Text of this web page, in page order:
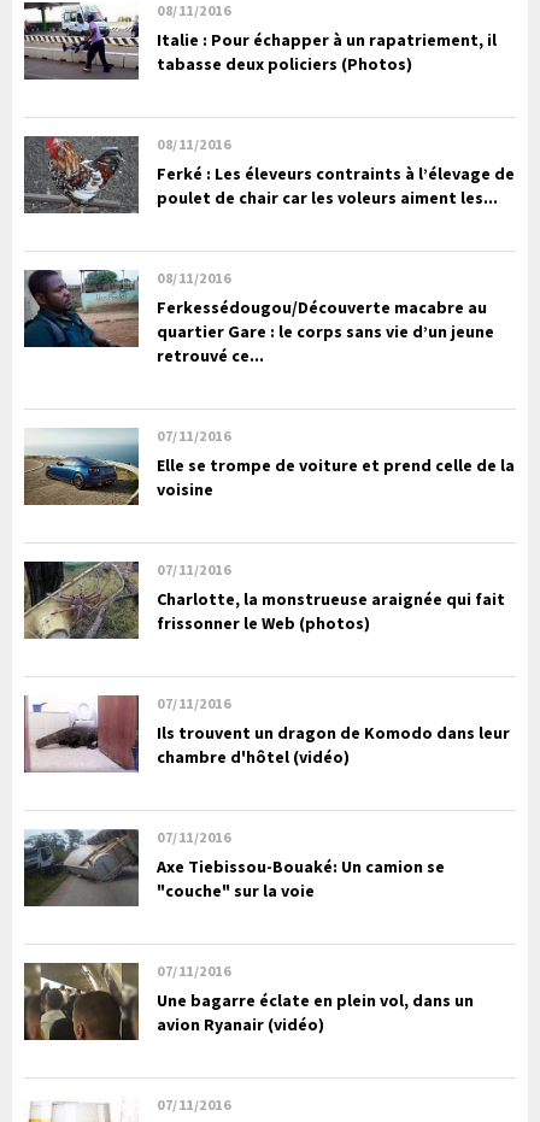
08/11/2016
Italie : Pour échapper à un rapatriement, il
tabasse deux policiers (Photos)
08/11/2016
Ferké : Les éleveurs contraints à l’élevage de
poulet de chair car les voleurs aiment les...
08/11/2016
Ferkessédougou/Découverte macabre au
quartier Gare : le corps sans vie d’un jeune
retrouvé ce...
07/11/2016
Elle se trompe de voiture et prend celle de la
voisine
07/11/2016
Charlotte, la monstrueuse araignée qui fait
frissonner le Web (photos)
07/11/2016
Ils trouvent un dragon de Komodo dans leur
chambre d'hôtel (vidéo)
07/11/2016
Axe Tiebissou-Bouaké: Un camion se
"couche" sur la voie
07/11/2016
Une bagarre éclate en plein vol, dans un
avion Ryanair (vidéo)
07/11/2016